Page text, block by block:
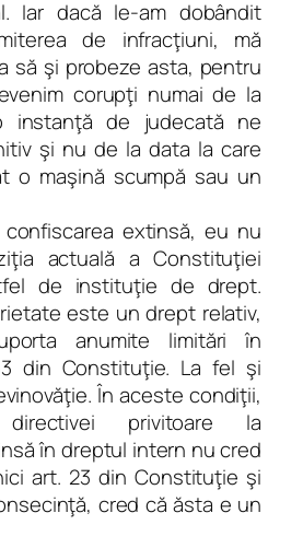
Iar dacă le-am dobândit
de infracţiuni, mă
să şi probeze asta, pentru
corupţi numai de la
instanţă de judecată ne
şi nu de la data la care
o maşină scumpă sau un
extinsă, eu nu
actuală a Constituţiei
de instituţie de drept.
este un drept relativ,
anumite limitări în
din Constituţie. La fel şi
În aceste condiţii,
directivei privitoare la
în dreptul intern nu cred
art. 23 din Constituţie şi
cred că ăsta e un